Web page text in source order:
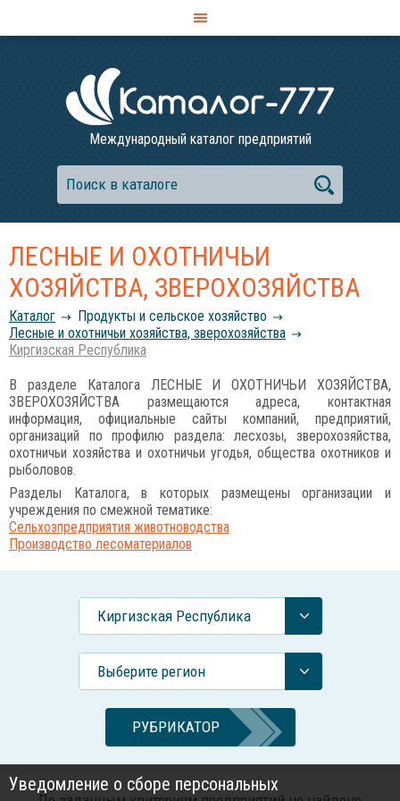
Международный каталог предприятий
ЛЕСНЫЕ И ОХОТНИЧЬИ
ХОЗЯЙСТВА, ЗВЕРОХОЗЯЙСТВА
Каталог
Продукты и сельское хозяйство
Лесные и охотничьи хозяйства, зверохозяйства
Киргизская Республика
В разделе Каталога ЛЕСНЫЕ И ОХОТНИЧЬИ ХОЗЯЙСТВА,
ЗВЕРОХОЗЯЙСТВА размещаются адреса, контактная
информация, официальные сайты компаний, предприятий,
организаций по профилю раздела: лесхозы, зверохозяйства,
охотничьи хозяйства и охотничьи угодья, общества охотников и
рыболовов.
Разделы Каталога, в которых размещены организации и
учреждения по смежной тематике:
Сельхозпредприятия животноводства
Производство лесоматериалов
Киргизская Республика
Выберите регион
РУБРИКАТОР
Уведомление о сборе персональных